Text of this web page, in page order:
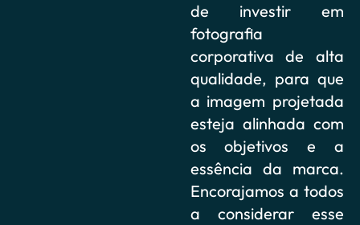
de investir em
fotografia
corporativa de alta
qualidade, para que
a imagem projetada
esteja alinhada com
os objetivos e a
essência da marca.
Encorajamos a todos
a considerar esse